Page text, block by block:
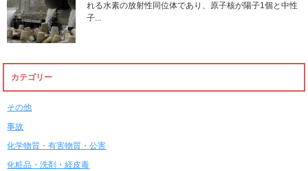
れる水素の放射性同位体であり、原子核が陽子1個と中性
子...
カテゴリー
その他
事故
化学物質・有害物質・公害
化粧品・洗剤・経皮毒